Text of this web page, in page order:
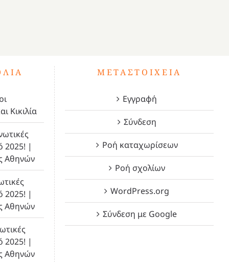
Κικιλία
2025! |
Αθηνών
2025! |
Αθηνών
2025! |
Αθηνών
ΜΕΤΑΣΤΟΙΧΕΊΑ
Εγγραφή
Σύνδεση
Ροή καταχωρίσεων
Ροή σχολίων
WordPress.org
Σύνδεση με Google